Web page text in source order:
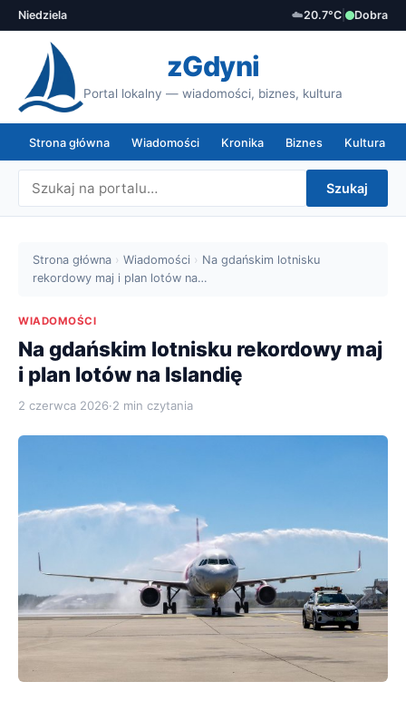
Niedziela ☁️20.7°C Dobra
zGdyni
Portal lokalny — wiadomości, biznes, kultura
Strona główna Wiadomości Kronika Biznes Kultura
Szukaj
Strona główna › Wiadomości › Na gdańskim lotnisku
rekordowy maj i plan lotów na…
WIADOMOŚCI
Na gdańskim lotnisku rekordowy maj
i plan lotów na Islandię
2 czerwca 2026·2 min czytania